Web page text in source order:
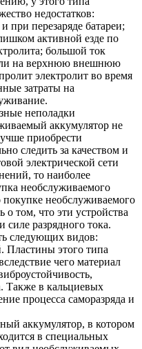
недостатков:
при перезаряде батареи;
активной езде по
большой ток
на верхнюю внешнюю
электролит во время
затраты на
неполадки
аккумулятор не
приобрести
следить за качеством и
электрической сети
то наиболее
необслуживаемого
необслуживаемого
о том, что эти устройства
силе разрядного тока.
следующих видов:
Пластины этого типа
чего материал
Также в кальциевых
процесса саморазряда и
аккумулятор, в котором
в специальных